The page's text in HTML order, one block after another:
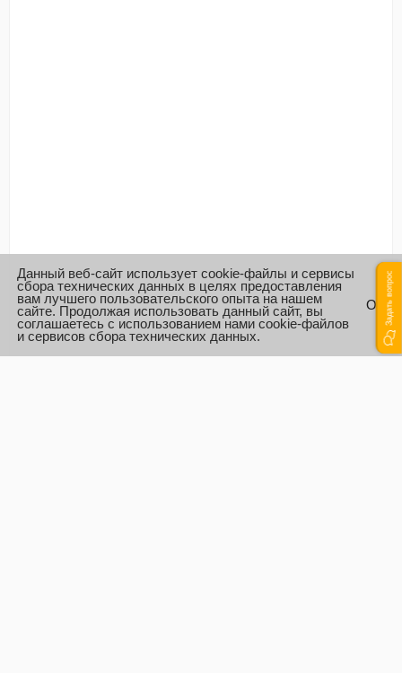
Данный веб-сайт использует cookie-файлы и сервисы
сбора технических данных в целях предоставления
вам лучшего пользовательского опыта на нашем
сайте. Продолжая использовать данный сайт, вы
соглашаетесь с использованием нами cookie-файлов
и сервисов сбора технических данных.
ОК Задать вопрос